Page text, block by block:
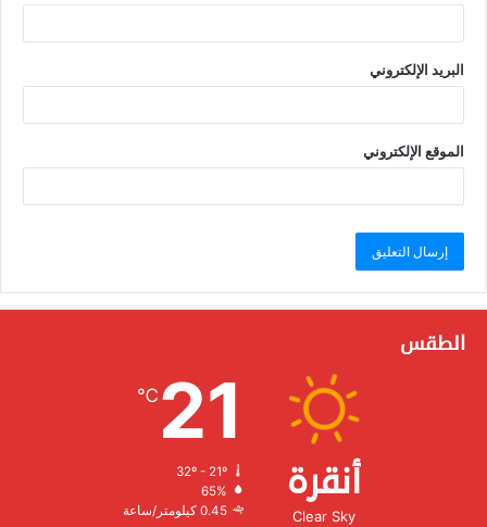
البريد الإلكتروني
الموقع الإلكتروني
الطقس
أنقرة
Clear Sky
21
℃
32º - 21º
الرطوبة:
الرياح:0.45 كيلومتر/ساعة